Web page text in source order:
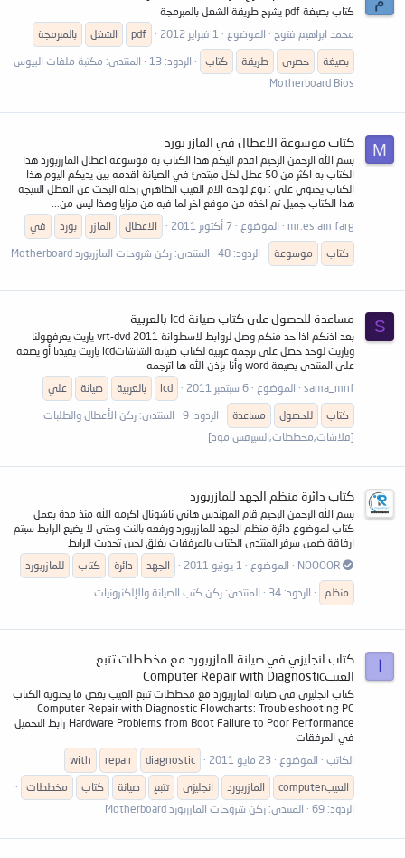
كتاب بصيغة pdf يشرح طريقة الشغل بالمبرمجة
محمد ابراهيم فتوح
الموضوع 1 فبراير 2012 pdf الشغل
بالمبرمجة
بصيغة
حصرى طريقة كتاب الردود: 13 المنتدى: مكتبة ملفات البيوس
Motherboard Bios
M كتاب موسوعة الاعطال في المازر بورد
بسم الله الرحمن الرحيم اقدم اليكم هذا الكتاب به موسوعة اعطال المازربورد هذا
الكتاب به اكثر من 50 عطل لكل مبتدئ في الصيانة اقدمه بين يديكم اليوم هذا
الكتاب يحتوي علي : نوع لوحة الام العيب الظاهري رحلة البحث عن العطل النتيجة
هذا الكتاب جميل تم اخذه من موقع اخر لما فيه من مزايا وهذا ليس من...
mr.eslam farg
الموضوع 7 أكتوبر 2011 الاعطال المازر بورد
في
كتاب
موسوعة الردود: 48 المنتدى: ركن شروحات المازربورد Motherboard
S مساعدة للحصول على كتاب صيانة lcd بالعربية
بعد اذنكم اذا حد منكم وصل لروابط لاسطوانة vrt-dvd 2011 ياريت يعرفهولنا
وياريت لوحد حصل على ترجمة عربية لكتاب صيانة الشاشاتlcd ياريت يفيدنا أو يضعه
على المنتدى بصيعة word وأنا بإذن الله ها اترجمه
sama_mnf
الموضوع 6 سبتمبر 2011 lcd بالعربية صيانة
علي
كتاب
للحصول مساعدة الردود: 9 المنتدى: ركن الأعطال والطلبات
[فلاشات,مخططات,السيرفس مود]
كتاب دائرة منظم الجهد للمازربورد
بسم الله الرحمن الرحيم قام المهندس هاني ناشونال اكرمه الله منذ مدة بعمل
كتاب لموضوع دائرة منظم الجهد للمازربورد ورفعه بالنت وحتى لا يضيع الرابط سيتم
ارفاقة ضمن سرفر المنتدى الكتاب بالمرفقات يغلق لحين تحديث الرابط
NOOOOR
الموضوع 1 يونيو 2011 الجهد دائرة كتاب
للمازربورد
منظم
الردود: 34 المنتدى: ركن كتب الصيانة والإلكنرونيات
ا
كتاب انجليزي في صيانة المازربورد مع مخططات تتبع
العيبComputer Repair with Diagnostic
كتاب انجليزي في صيانة المازربورد مع مخططات تتبع العيب بعض ما يحتوية الكتاب
Computer Repair with Diagnostic Flowcharts: Troubleshooting PC
Hardware Problems from Boot Failure to Poor Performance رابط التحميل
في المرفقات
الكاتب
الموضوع 23 مايو 2011 diagnostic
repair
with
العيبcomputer
المازربورد انجليزى تتبع صيانة كتاب
مخططات
الردود: 69
المنتدى: ركن شروحات المازربورد Motherboard